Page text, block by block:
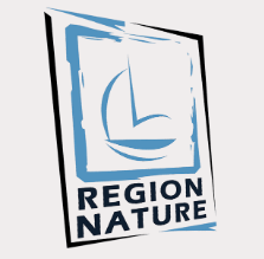
content